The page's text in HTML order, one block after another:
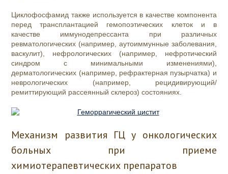
Циклофосфамид также используется в качестве компонента
перед трансплантацией гемопоэтических клеток и в
качестве иммунодепрессанта при различных
ревматологических (например, аутоиммунные заболевания,
васкулит), нефрологических (например, нефротический
синдром с минимальными изменениями),
дерматологических (например, рефрактерная пузырчатка) и
неврологических (например, рецидивирующий/
ремиттирующий рассеянный склероз) состояниях.
Механизм развития ГЦ у онкологических
больных при приеме
химиотерапевтических препаратов